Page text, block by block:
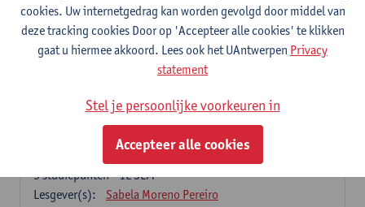
Gramática española 1
1E SEM
3studiepunten
Lesgever(s):
Anne Verhaert
2E SEM
studiepunten
Anne Verhaert
Lengua española: Destrezas básicas
1E SEM
3studiepunten
Lesgever(s):
Sabela Moreno Pereiro
cookies. Uw internetgedrag kan worden gevolgd door middel van
deze tracking cookies Door op 'Accepteer alle cookies' te klikken
gaat u hiermee akkoord. Lees ook het UAntwerpen Privacy
statement
Stel je persoonlijke voorkeuren in
Accepteer alle cookies